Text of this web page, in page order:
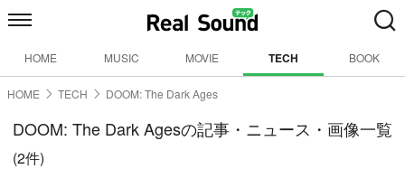
HOME MUSIC MOVIE TECH BOOK
HOME TECH DOOM: The Dark Ages
DOOM: The Dark Agesの記事・ニュース・画像一覧
(2件)